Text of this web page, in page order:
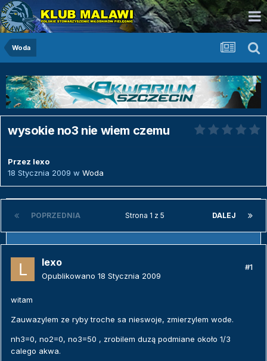
Woda
wysokie no3 nie wiem czemu
Przez lexo
18 Stycznia 2009 w Woda
POPRZEDNIA DALEJ
Strona 1 z 5
lexo
Opublikowano 18 Stycznia 2009
#1
witam
Zauwazylem ze ryby troche sa nieswoje, zmierzylem wode.
nh3=0, no2=0, no3=50 , zrobilem duzą podmiane około 1/3
calego akwa.